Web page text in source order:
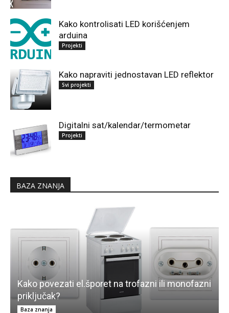
Kako kontrolisati LED korišćenjem
arduina
Projekti
Kako napraviti jednostavan LED reflektor
Svi projekti
Digitalni sat/kalendar/termometar
Projekti
BAZA ZNANJA
Kako povezati el.šporet na trofazni ili monofazni
priključak?
Baza znanja